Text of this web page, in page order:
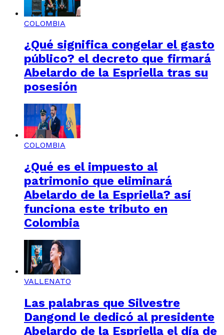
COLOMBIA
¿Qué significa congelar el gasto
público? el decreto que firmará
Abelardo de la Espriella tras su
posesión
COLOMBIA
¿Qué es el impuesto al
patrimonio que eliminará
Abelardo de la Espriella? así
funciona este tributo en
Colombia
VALLENATO
Las palabras que Silvestre
Dangond le dedicó al presidente
Abelardo de la Espriella el día de